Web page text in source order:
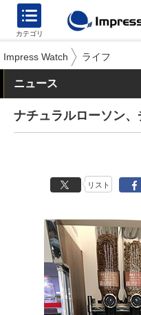
カテゴリ
Impress Watch ライフ
ニュース
ナチュラルローソン
リスト